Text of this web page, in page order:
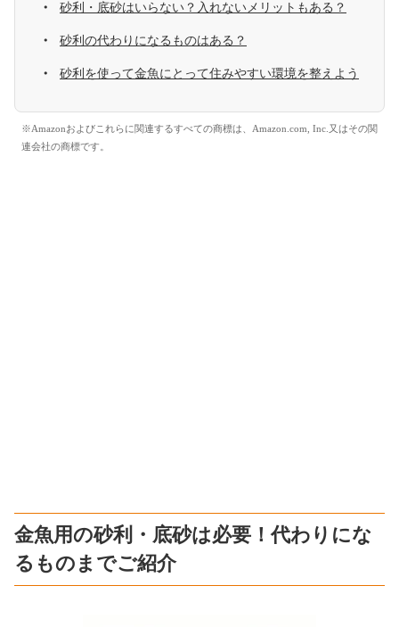
砂利・底砂はいらない？入れないメリットもある？
砂利の代わりになるものはある？
砂利を使って金魚にとって住みやすい環境を整えよう
※Amazonおよびこれらに関連するすべての商標は、Amazon.com, Inc.又はその関
連会社の商標です。
金魚用の砂利・底砂は必要！代わりにな
るものまでご紹介